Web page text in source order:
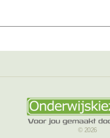
© 2026